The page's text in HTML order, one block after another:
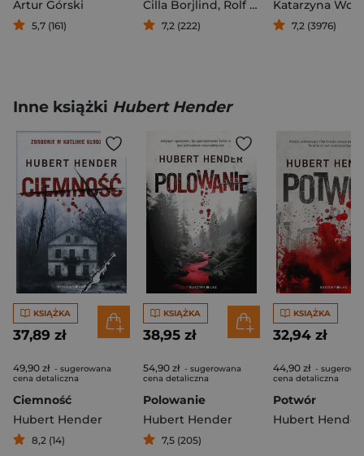
Artur Górski
5,7 (161)
Cilla Borjlind, Rolf Borjlind
7,2 (222) 7,2 (3976)
Inne książki Hubert Hender
KSIĄŻKA
37,89 zł
49,90 zł - sugerowana
cena detaliczna
Ciemność
Hubert Hender
8,2 (14)
KSIĄŻKA
38,95 zł
54,90 zł - sugerowana
cena detaliczna
Polowanie
Hubert Hender
7,5 (205)
KSIĄŻKA
32,94 zł
44,90 zł -
cena detaliczna
Potwór
Hubert Hender